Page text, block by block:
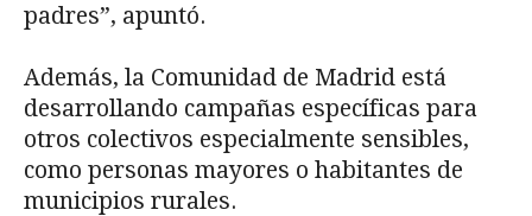
padres”, apuntó.
Además, la Comunidad de Madrid está
desarrollando campañas específicas para
otros colectivos especialmente sensibles,
como personas mayores o habitantes de
municipios rurales.